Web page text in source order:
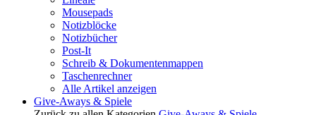
Mousepads
Notizblöcke
Notizbücher
Post-It
Schreib & Dokumentenmappen
Taschenrechner
Alle Artikel anzeigen
Give-Aways & Spiele